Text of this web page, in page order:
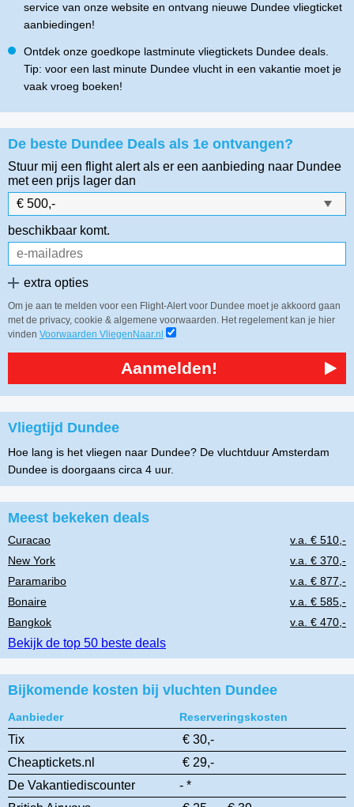
service van onze website en ontvang nieuwe Dundee vliegticket
aanbiedingen!
Ontdek onze goedkope lastminute vliegtickets Dundee deals.
Tip: voor een last minute Dundee vlucht in een vakantie moet je
vaak vroeg boeken!
De beste Dundee Deals als 1e ontvangen?
Stuur mij een flight alert als er een aanbieding naar Dundee
met een prijs lager dan
beschikbaar komt.
extra opties
Om je aan te melden voor een Flight-Alert voor Dundee moet je akkoord gaan
met de privacy, cookie & algemene voorwaarden. Het regelement kan je hier
vinden Voorwaarden VliegenNaar.nl
Aanmelden!
Vliegtijd Dundee
Hoe lang is het vliegen naar Dundee? De vluchtduur Amsterdam
Dundee is doorgaans circa 4 uur.
Meest bekeken deals
Curacao
v.a. € 510,-
New York
v.a. € 370,-
Paramaribo
v.a. € 877,-
Bonaire
v.a. € 585,-
Bangkok
v.a. € 470,-
Bekijk de top 50 beste deals
Bijkomende kosten bij vluchten Dundee
Aanbieder Reserveringskosten
Tix
€ 30,-
Cheaptickets.nl
€ 29,-
De Vakantiediscounter
- *